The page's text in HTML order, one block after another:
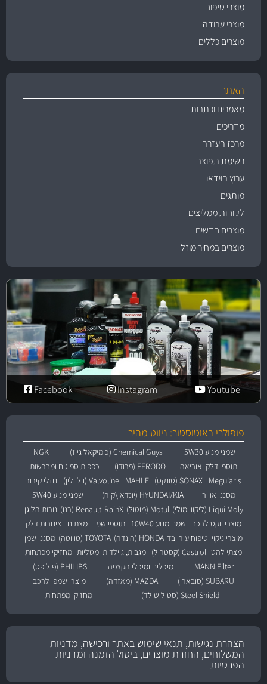
מוצרי טיפוח
מוצרי עבודה
מוצרים כללים
האתר
מאמרים וכתבות
מדריכים
מרכז העזרה
רשימת תפוצה
ערוץ הוידאו
מותגים
לקוחות ממליצים
מוצרים חדשים
מוצרים במחיר מוזל
Youtube
Instagram
Facebook
פופולרי באוטוסטור: ניווט מהיר
שמני מנוע 5W30 Chemical Guys (כימיקאל גייז)
NGK
תוספי דלק ואוריאה
FERODO (פרודו)
כפפות ספוגים ומברשות
Meguiar's
SONAX (סונקס) MAHLE Valvoline (וולוולין)
נוזלי קירור
מסנני אוויר
HYUNDAI/KIA (יונדאי\קיה)
שמני מנוע 5W40
Liqui Moly (ליקווי מולי)
Motul (מוטול) RainX Renault (רנו)
נורות הלוגן
מוצרי ווקס לרכב
שמני מנוע 10W40 תוספי שמן מצתים
צינורות דלק
מוצרי ניקוי וטיפוח עור ובד HONDA (הונדה) TOYOTA (טויוטה)
מסנני שמן
מצתי להט Castrol (קסטרול) מגבות, ג'ילדות ומטליות מחזיקי מפתחות
MANN Filter
מיכלים ומיכלי הקצפה
PHILIPS (פיליפס)
SUBARU (סובארו)
MAZDA (מאזדה)
מוצרי שמפו לרכב
Steel Shield (סטיל שילד)
מחזיקי מפתחות
הצהרת נגישות, תנאי שימוש באתר ורכישה, מדניות
המשלוחים, החזרת מוצרים, ביטול הזמנה ומדניות
הפרטיות